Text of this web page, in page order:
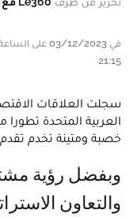
21:15
سجلت العلاقات
العربية المتحدة
خصبة ومتينة تخدم تقدم
وبفضل رؤية مشتركة للتنمية الاقتصادية
والتعاون